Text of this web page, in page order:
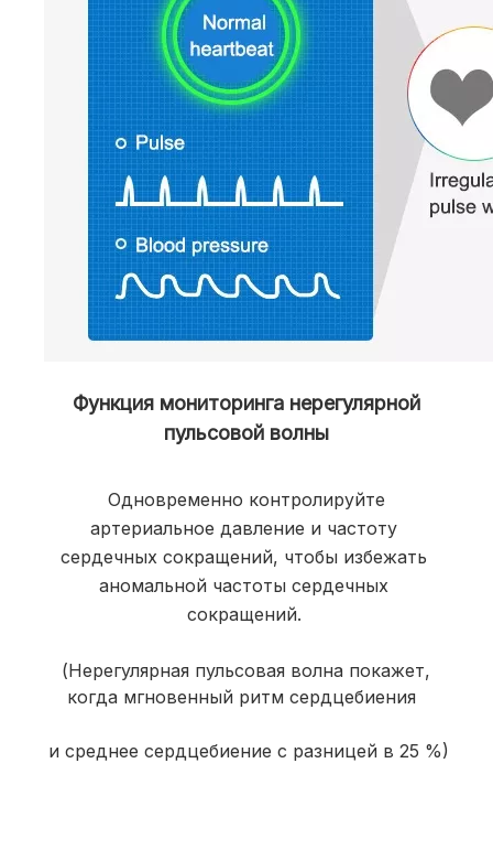
Функция мониторинга нерегулярной
пульсовой волны
Одновременно контролируйте
артериальное давление и частоту
сердечных сокращений, чтобы избежать
аномальной частоты сердечных
сокращений.
(Нерегулярная пульсовая волна покажет,
когда мгновенный ритм сердцебиения
и среднее сердцебиение с разницей в 25 %)